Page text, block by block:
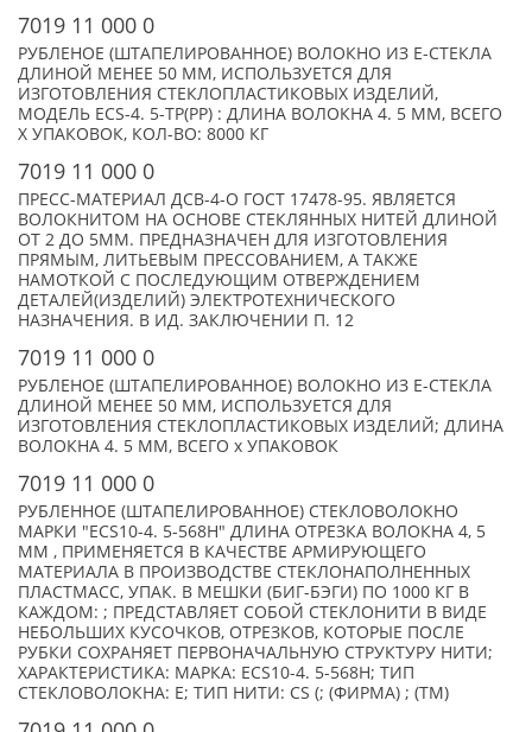
7019 11 000 0
РУБЛЕНОЕ (ШТАПЕЛИРОВАННОЕ) ВОЛОКНО ИЗ Е-СТЕКЛА
ДЛИНОЙ МЕНЕЕ 50 ММ, ИСПОЛЬЗУЕТСЯ ДЛЯ
ИЗГОТОВЛЕНИЯ СТЕКЛОПЛАСТИКОВЫХ ИЗДЕЛИЙ,
МОДЕЛЬ ECS-4. 5-TP(PP) : ДЛИНА ВОЛОКНА 4. 5 ММ, ВСЕГО
X УПАКОВОК, КОЛ-ВО: 8000 КГ
7019 11 000 0
ПРЕСС-МАТЕРИАЛ ДСВ-4-О ГОСТ 17478-95. ЯВЛЯЕТСЯ
ВОЛОКНИТОМ НА ОСНОВЕ СТЕКЛЯННЫХ НИТЕЙ ДЛИНОЙ
ОТ 2 ДО 5ММ. ПРЕДНАЗНАЧЕН ДЛЯ ИЗГОТОВЛЕНИЯ
ПРЯМЫМ, ЛИТЬЕВЫМ ПРЕССОВАНИЕМ, А ТАКЖЕ
НАМОТКОЙ С ПОСЛЕДУЮЩИМ ОТВЕРЖДЕНИЕМ
ДЕТАЛЕЙ(ИЗДЕЛИЙ) ЭЛЕКТРОТЕХНИЧЕСКОГО
НАЗНАЧЕНИЯ. В ИД. ЗАКЛЮЧЕНИИ П. 12
7019 11 000 0
РУБЛЕНОЕ (ШТАПЕЛИРОВАННОЕ) ВОЛОКНО ИЗ Е-СТЕКЛА
ДЛИНОЙ МЕНЕЕ 50 ММ, ИСПОЛЬЗУЕТСЯ ДЛЯ
ИЗГОТОВЛЕНИЯ СТЕКЛОПЛАСТИКОВЫХ ИЗДЕЛИЙ; ДЛИНА
ВОЛОКНА 4. 5 ММ, ВСЕГО x УПАКОВОК
7019 11 000 0
РУБЛЕННОЕ (ШТАПЕЛИРОВАННОЕ) СТЕКЛОВОЛОКНО
МАРКИ "ECS10-4. 5-568H" ДЛИНА ОТРЕЗКА ВОЛОКНА 4, 5
ММ , ПРИМЕНЯЕТСЯ В КАЧЕСТВЕ АРМИРУЮЩЕГО
МАТЕРИАЛА В ПРОИЗВОДСТВЕ СТЕКЛОНАПОЛНЕННЫХ
ПЛАСТМАСС, УПАК. В МЕШКИ (БИГ-БЭГИ) ПО 1000 КГ В
КАЖДОМ: ; ПРЕДСТАВЛЯЕТ СОБОЙ СТЕКЛОНИТИ В ВИДЕ
НЕБОЛЬШИХ КУСОЧКОВ, ОТРЕЗКОВ, КОТОРЫЕ ПОСЛЕ
РУБКИ СОХРАНЯЕТ ПЕРВОНАЧАЛЬНУЮ СТРУКТУРУ НИТИ;
ХАРАКТЕРИСТИКА: МАРКА: ECS10-4. 5-568H; ТИП
СТЕКЛОВОЛОКНА: Е; ТИП НИТИ: CS (; (ФИРМА) ; (TM)